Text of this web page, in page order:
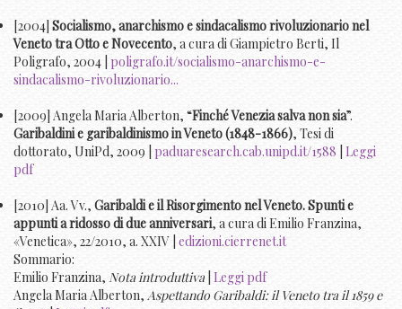
[2004] Socialismo, anarchismo e sindacalismo rivoluzionario nel
Veneto tra Otto e Novecento, a cura di Giampietro Berti, Il
Poligrafo, 2004 | poligrafo.it/socialismo-anarchismo-e-
sindacalismo-rivoluzionario...
[2009] Angela Maria Alberton, “Finché Venezia salva non sia”.
Garibaldini e garibaldinismo in Veneto (1848-1866), Tesi di
dottorato, UniPd, 2009 | paduaresearch.cab.unipd.it/1588
Leggi
pdf
[2010] Aa. Vv., Garibaldi e il Risorgimento nel Veneto. Spunti e
appunti a ridosso di due anniversari, a cura di Emilio Franzina,
«Venetica», 22/2010, a. XXIV | edizioni.cierrenet.it
Sommario:
Emilio Franzina, Nota introduttiva Leggi pdf
Angela Maria Alberton, Aspettando Garibaldi: il Veneto tra il 1859 e